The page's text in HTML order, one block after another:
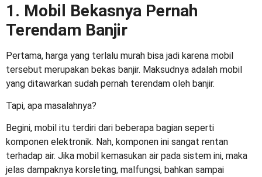
1. Mobil Bekasnya Pernah
Terendam Banjir
Pertama, harga yang terlalu murah bisa jadi karena mobil
tersebut merupakan bekas banjir. Maksudnya adalah mobil
yang ditawarkan sudah pernah terendam oleh banjir.
Tapi, apa masalahnya?
Begini, mobil itu terdiri dari beberapa bagian seperti
komponen elektronik. Nah, komponen ini sangat rentan
terhadap air. Jika mobil kemasukan air pada sistem ini, maka
jelas dampaknya korsleting, malfungsi, bahkan sampai